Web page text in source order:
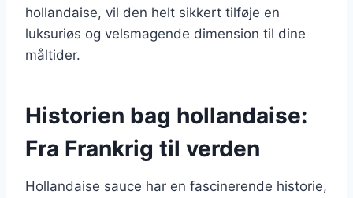
hollandaise, vil den helt sikkert tilføje en
luksuriøs og velsmagende dimension til dine
måltider.
Historien bag hollandaise:
Fra Frankrig til verden
Hollandaise sauce har en fascinerende historie,